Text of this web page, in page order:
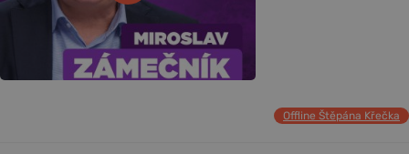
Offline Štěpána Křečka